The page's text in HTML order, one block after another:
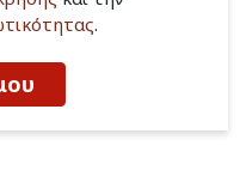
.